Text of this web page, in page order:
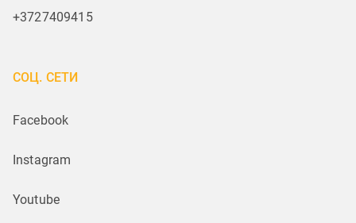
+3727409415
СОЦ. СЕТИ
Facebook
Instagram
Youtube